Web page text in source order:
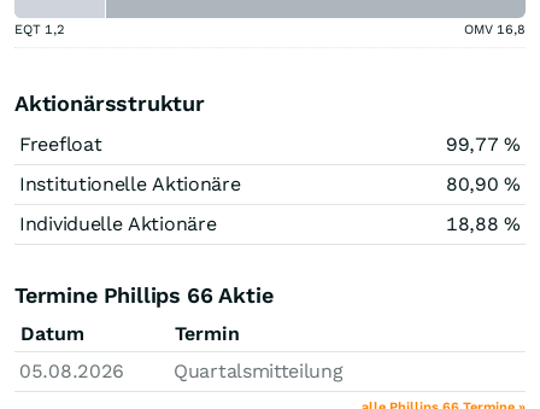
EQT 1,2 OMV 16,8
Aktionärsstruktur
Freefloat
99,77 %
Institutionelle Aktionäre
80,90 %
Individuelle Aktionäre
18,88 %
Termine Phillips 66 Aktie
Datum
Termin
05.08.2026
Quartalsmitteilung